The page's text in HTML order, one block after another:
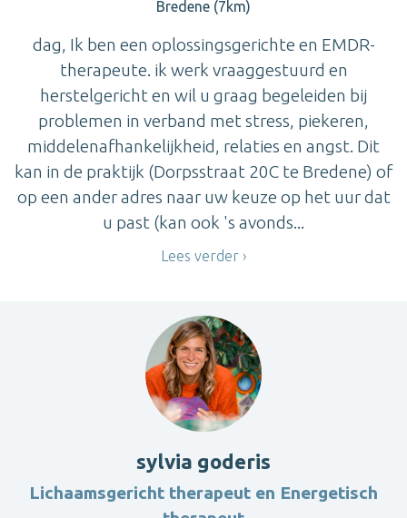
Bredene (7km)
dag, Ik ben een oplossingsgerichte en EMDR-
therapeute. ik werk vraaggestuurd en
herstelgericht en wil u graag begeleiden bij
problemen in verband met stress, piekeren,
middelenafhankelijkheid, relaties en angst. Dit
kan in de praktijk (Dorpsstraat 20C te Bredene) of
op een ander adres naar uw keuze op het uur dat
u past (kan ook 's avonds...
Lees verder
sylvia goderis
Lichaamsgericht therapeut en Energetisch